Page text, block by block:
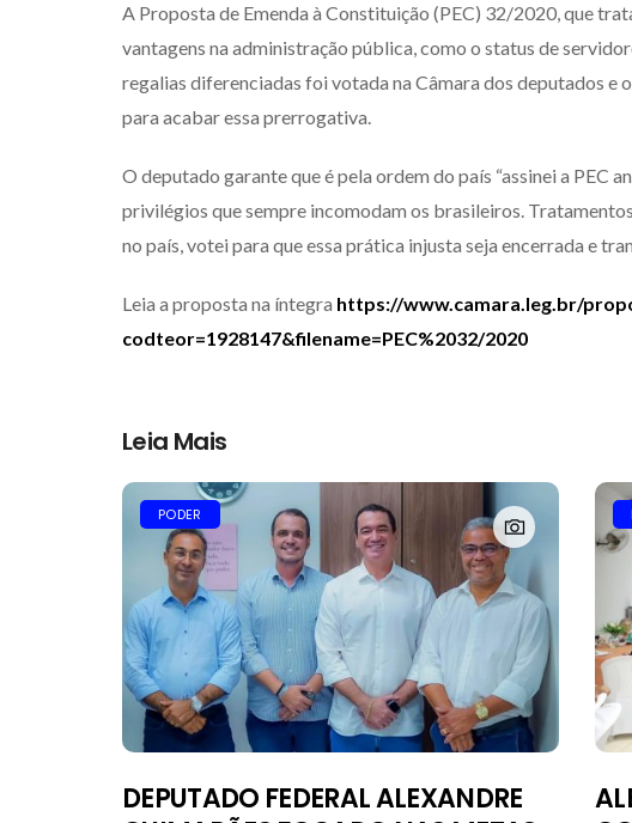
A Proposta de Emenda à Constituição (PEC) 32/2020, que
vantagens na administração pública, como o status de
regalias diferenciadas foi votada na Câmara dos deputados e
para acabar essa prerrogativa.
O deputado garante que é pela ordem do país “assinei a PEC
privilégios que sempre incomodam os brasileiros.
no país, votei para que essa prática injusta seja encerrada e
Leia a proposta na íntegra https://www.camara.leg.br/
codteor=1928147&filename=PEC%2032/2020
Leia Mais
PODER
DEPUTADO FEDERAL ALEXANDRE